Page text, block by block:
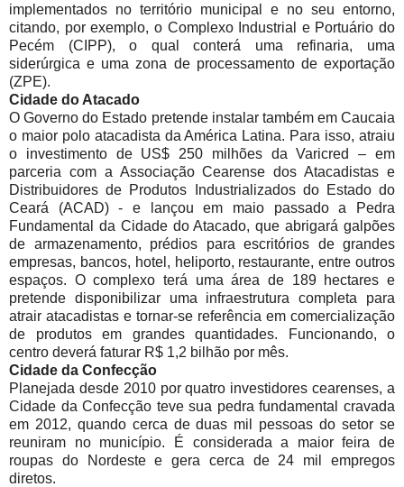
implementados no território municipal e no seu entorno,
citando, por exemplo, o Complexo Industrial e Portuário do
Pecém (CIPP), o qual conterá uma refinaria, uma
siderúrgica e uma zona de processamento de exportação
(ZPE).
Cidade do Atacado
O Governo do Estado pretende instalar também em Caucaia
o maior polo atacadista da América Latina. Para isso, atraiu
o investimento de US$ 250 milhões da Varicred – em
parceria com a Associação Cearense dos Atacadistas e
Distribuidores de Produtos Industrializados do Estado do
Ceará (ACAD) - e lançou em maio passado a Pedra
Fundamental da Cidade do Atacado, que abrigará galpões
de armazenamento, prédios para escritórios de grandes
empresas, bancos, hotel, heliporto, restaurante, entre outros
espaços. O complexo terá uma área de 189 hectares e
pretende disponibilizar uma infraestrutura completa para
atrair atacadistas e tornar-se referência em comercialização
de produtos em grandes quantidades. Funcionando, o
centro deverá faturar R$ 1,2 bilhão por mês.
Cidade da Confecção
Planejada desde 2010 por quatro investidores cearenses, a
Cidade da Confecção teve sua pedra fundamental cravada
em 2012, quando cerca de duas mil pessoas do setor se
reuniram no município. É considerada a maior feira de
roupas do Nordeste e gera cerca de 24 mil empregos
diretos.